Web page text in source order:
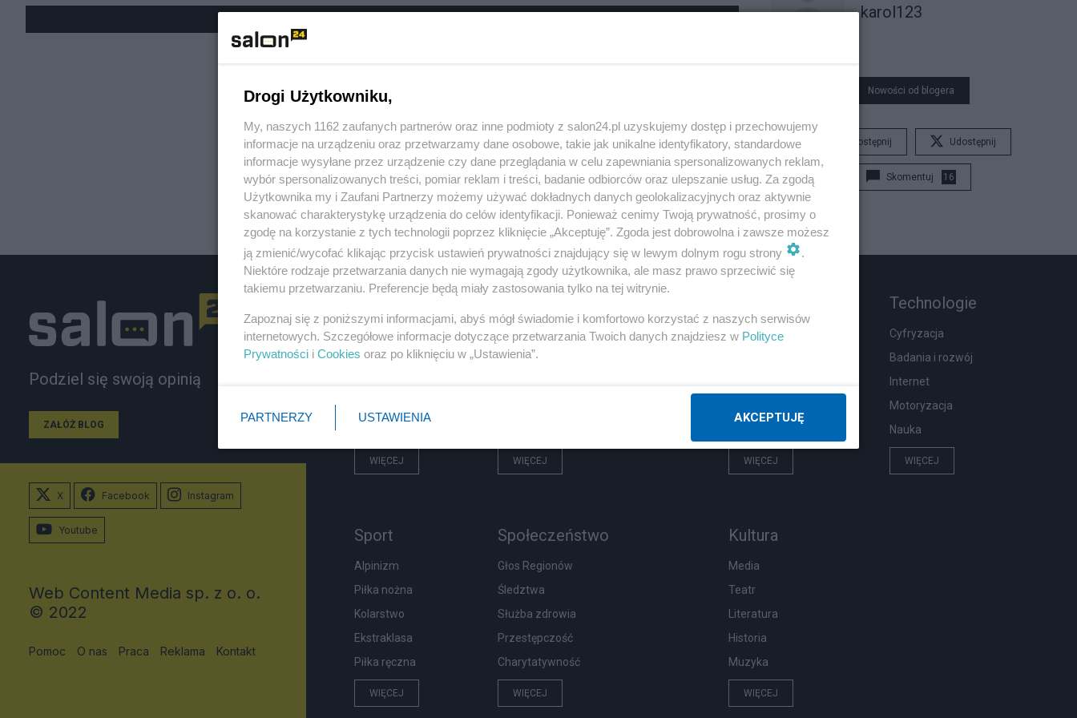
karol123
Nowości od blogera
Udostępnij Udostępnij
Skomentuj 16
Podziel się swoją opinią
ZAŁÓŻ BLOG
PiS
Rząd
WIĘCEJ
Biznes
Pieniądze
WIĘCEJ
Wypadki
WIĘCEJ
Technologie
Cyfryzacja
Badania i rozwój
Internet
Motoryzacja
Nauka
WIĘCEJ
Sport
Alpinizm
Piłka nożna
Kolarstwo
Ekstraklasa
Piłka ręczna
WIĘCEJ
Społeczeństwo
Głos Regionów
Śledztwa
Służba zdrowia
Przestępczość
Charytatywność
WIĘCEJ
Kultura
Media
Teatr
Literatura
Historia
Muzyka
WIĘCEJ
X Facebook Instagram
Youtube
Web Content Media sp. z o. o.
© 2022
Pomoc O nas Praca Reklama Kontakt
Drogi Użytkowniku,
My, naszych 1162 zaufanych partnerów oraz inne podmioty z salon24.pl uzyskujemy dostęp i przechowujemy
informacje na urządzeniu oraz przetwarzamy dane osobowe, takie jak unikalne identyfikatory, standardowe
informacje wysyłane przez urządzenie czy dane przeglądania w celu zapewniania spersonalizowanych reklam,
wybór spersonalizowanych treści, pomiar reklam i treści, badanie odbiorców oraz ulepszanie usług. Za zgodą
Użytkownika my i Zaufani Partnerzy możemy używać dokładnych danych geolokalizacyjnych oraz aktywnie
skanować charakterystykę urządzenia do celów identyfikacji. Ponieważ cenimy Twoją prywatność, prosimy o
zgodę na korzystanie z tych technologii poprzez kliknięcie „Akceptuję”. Zgoda jest dobrowolna i zawsze możesz
ją zmienić/wycofać klikając przycisk ustawień prywatności znajdujący się w lewym dolnym rogu strony
.
Niektóre rodzaje przetwarzania danych nie wymagają zgody użytkownika, ale masz prawo sprzeciwić się
takiemu przetwarzaniu. Preferencje będą miały zastosowania tylko na tej witrynie.
Zapoznaj się z poniższymi informacjami, abyś mógł świadomie i komfortowo korzystać z naszych serwisów
internetowych. Szczegółowe informacje dotyczące przetwarzania Twoich danych znajdziesz w Polityce
Prywatności i Cookies oraz po kliknięciu w „Ustawienia”.
PARTNERZY USTAWIENIA AKCEPTUJĘ